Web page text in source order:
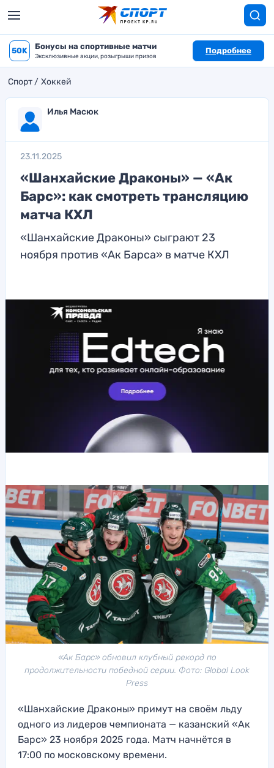
50K Бонусы на спортивные матчи
Эксклюзивные акции, розыгрыши призов
Подробнее
Спорт Хоккей
Илья Масюк
23.11.2025
«Шанхайские Драконы» — «Ак
Барс»: как смотреть трансляцию
матча КХЛ
«Шанхайские Драконы» сыграют 23
ноября против «Ак Барса» в матче КХЛ
«Ак Барс» обновил клубный рекорд по
продолжительности победной серии. Фото: Global Look
Press
«Шанхайские Драконы» примут на своём льду
одного из лидеров чемпионата — казанский «Ак
Барс» 23 ноября 2025 года. Матч начнётся в
17:00 по московскому времени.